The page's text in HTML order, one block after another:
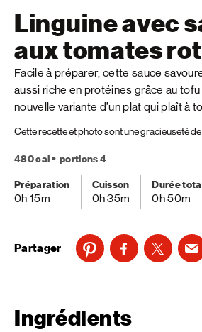
Linguine avec
aux tomates
Facile à préparer, cette sauce
aussi riche en protéines grâce au tofu
nouvelle variante d’un plat qui plaît à
Cette recette et photo sont une gracieuseté
480 cal
portions 4
Préparation
0h 15m
Cuisson
0h 35m
Durée
0h 50m
Partager
Ingrédients